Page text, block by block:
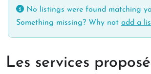
No listings were found matching
Something missing? Why not add a
Les services